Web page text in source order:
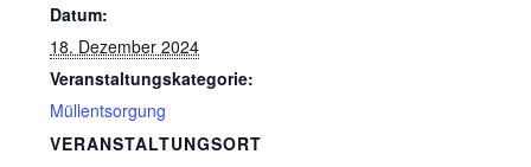
Datum:
18. Dezember 2024
Veranstaltungskategorie:
Müllentsorgung
VERANSTALTUNGSORT